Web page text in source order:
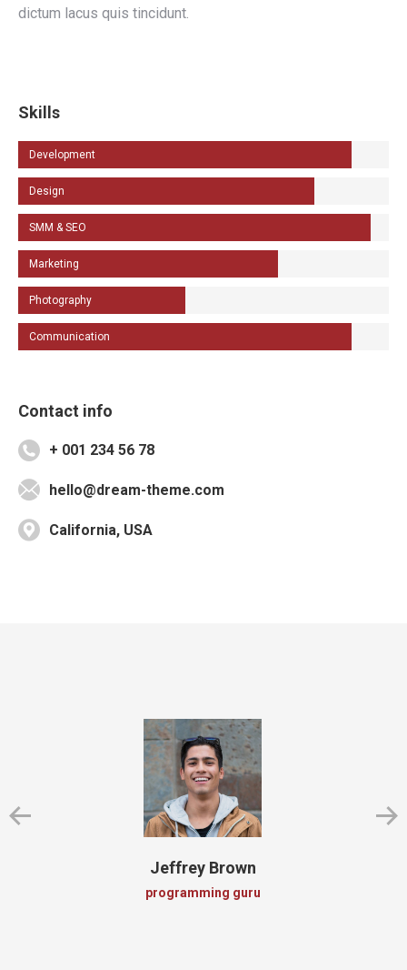
dictum lacus quis tincidunt.
Skills
Development
Design
SMM & SEO
Marketing
Photography
Communication
Contact info
+ 001 234 56 78
hello@dream-theme.com
California, USA
Jeffrey Brown
programming guru